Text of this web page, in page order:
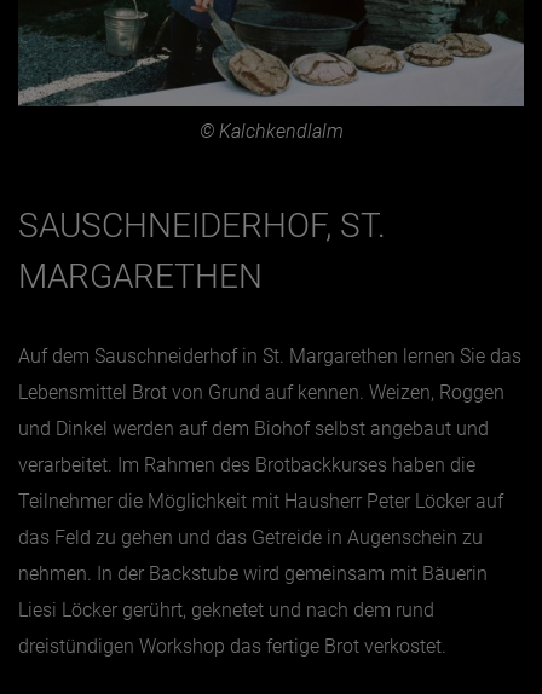
© Kalchkendlalm
SAUSCHNEIDERHOF, ST.
MARGARETHEN
Auf dem Sauschneiderhof in St. Margarethen lernen Sie das
Lebensmittel Brot von Grund auf kennen. Weizen, Roggen
und Dinkel werden auf dem Biohof selbst angebaut und
verarbeitet. Im Rahmen des Brotbackkurses haben die
Teilnehmer die Möglichkeit mit Hausherr Peter Löcker auf
das Feld zu gehen und das Getreide in Augenschein zu
nehmen. In der Backstube wird gemeinsam mit Bäuerin
Liesi Löcker gerührt, geknetet und nach dem rund
dreistündigen Workshop das fertige Brot verkostet.